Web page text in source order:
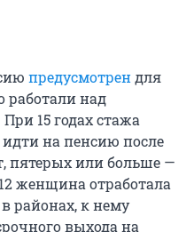
предусмотрендля
над
15 годах стажа
на пенсию после
пятерых или больше —
женщина отработала
районах, к нему
выхода на